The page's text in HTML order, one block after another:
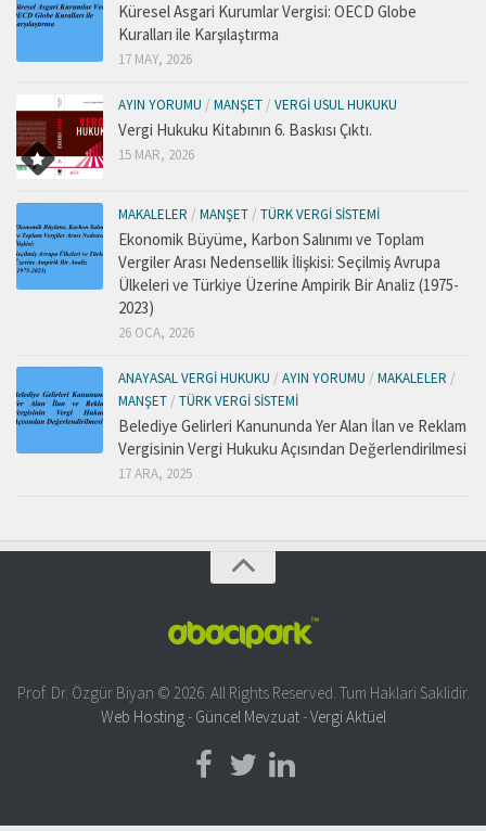
Küresel Asgari Kurumlar Vergisi: OECD Globe
Kuralları ile Karşılaştırma
17 MAY, 2026
AYIN YORUMU / MANŞET / VERGI USUL HUKUKU
Vergi Hukuku Kitabının 6. Baskısı Çıktı.
15 MAR, 2026
MAKALELER / MANŞET / TÜRK VERGI SISTEMI
Ekonomik Büyüme, Karbon Salınımı ve Toplam
Vergiler Arası Nedensellik İlişkisi: Seçilmiş Avrupa
Ülkeleri ve Türkiye Üzerine Ampirik Bir Analiz (1975-
2023)
26 OCA, 2026
ANAYASAL VERGI HUKUKU / AYIN YORUMU / MAKALELER /
MANŞET / TÜRK VERGI SISTEMI
Belediye Gelirleri Kanununda Yer Alan İlan ve Reklam
Vergisinin Vergi Hukuku Açısından Değerlendirilmesi
17 ARA, 2025
Prof. Dr. Özgür Biyan © 2026. All Rights Reserved. Tum Haklari Saklidir.
Web Hosting- Güncel Mevzuat-Vergi Aktüel